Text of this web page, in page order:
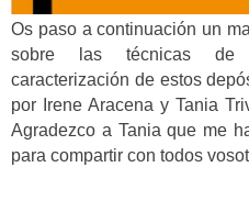
Os paso a continuación un
sobre las técnicas de
caracterización de estos
por Irene Aracena y Tania
Agradezco a Tania que me
para compartir con todos